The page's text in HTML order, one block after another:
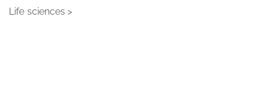
Life sciences >